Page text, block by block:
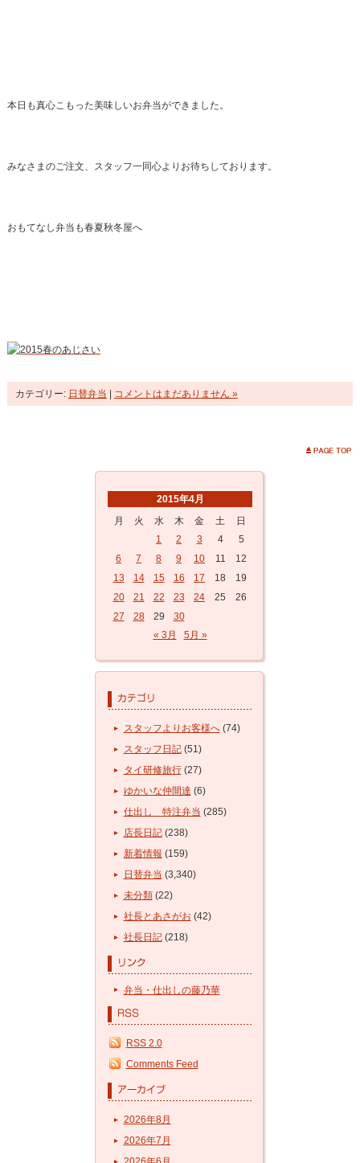
2015年4月
月
火 水 木 金 土
日
1
2 3 4
5
6
7 8 9 10 11
12
13
14 15 16 17 18
19
20
21 22 23 24 25
26
27
28 29
30
« 3月
5月 »
スタッフよりお客様へ(74)
スタッフ日記(51)
タイ研修旅行(27)
ゆかいな仲間達 (6)
仕出し 特注弁当 (285)
店長日記(238)
新着情報 (159)
日替弁当 (3,340)
未分類(22)
社長とあさがお (42)
社長日記(218)
弁当・仕出しの藤乃華
RSS 2.0
Comments Feed
2026年8月
2026年7月
本日も真心こもった美味しいお弁当ができました。
みなさまのご注文、スタッフ一同心よりお待ちしております。
おもてなし弁当も春夏秋冬屋へ
カテゴリー: 日替弁当 コメントはまだありません »